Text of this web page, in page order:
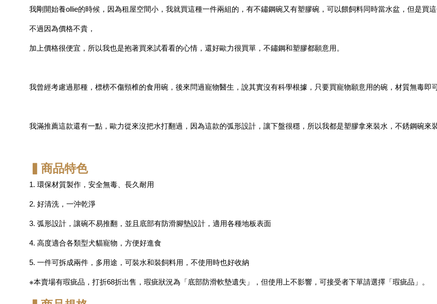
我剛開始養ollie的時候，因為租屋空間小，我就買這種一件兩組的，有不鏽鋼碗又有塑膠碗，可以餵飼料同時當水盆，但是買
不過因為價格不貴，
加上價格很便宜，所以我也是抱著買來試看看的心情，還好歐力很買單，不鏽鋼和塑膠都願意用。
我曾經考慮過那種，標榜不傷頸椎的食用碗，後來問過寵物醫生，說其實沒有科學根據，只要買寵物願意用的碗，材質無毒即
我滿推薦這款還有一點，歐力從來沒把水打翻過，因為這款的弧形設計，讓下盤很穩，所以我都是塑膠拿來裝水，不銹鋼碗來
▍商品特色
1. 環保材質製作，安全無毒、長久耐用
2. 好清洗，一沖乾淨
3. 弧形設計，讓碗不易推翻，並且底部有防滑腳墊設計，適用各種地板表面
4. 高度適合各類型犬貓寵物，方便好進食
5. 一件可拆成兩件，多用途，可裝水和裝飼料用，不使用時也好收納
※本賣場有瑕疵品，打折68折出售，瑕疵狀況為「底部防滑軟墊遺失」，但使用上不影響，可接受者下單請選擇「瑕疵品」。